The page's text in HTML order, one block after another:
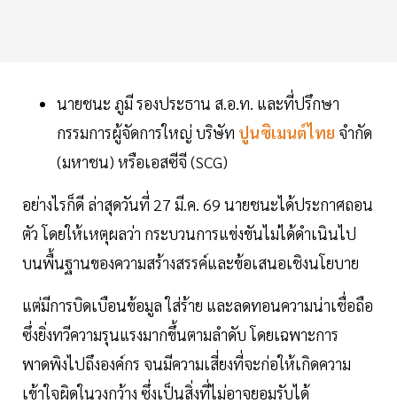
นายชนะ ภูมี รองประธาน ส.อ.ท. และที่ปรึกษา
กรรมการผู้จัดการใหญ่ บริษัท ปูนซิเมนต์ไทย จำกัด
(มหาชน) หรือเอสซีจี (SCG)
อย่างไรก็ดี ล่าสุดวันที่ 27 มี.ค. 69 นายชนะได้ประกาศถอน
ตัว โดยให้เหตุผลว่า กระบวนการแข่งขันไม่ได้ดำเนินไป
บนพื้นฐานของความสร้างสรรค์และข้อเสนอเชิงนโยบาย
แต่มีการบิดเบือนข้อมูล ใส่ร้าย และลดทอนความน่าเชื่อถือ
ซึ่งยิ่งทวีความรุนแรงมากขึ้นตามลำดับ โดยเฉพาะการ
พาดพิงไปถึงองค์กร จนมีความเสี่ยงที่จะก่อให้เกิดความ
เข้าใจผิดในวงกว้าง ซึ่งเป็นสิ่งที่ไม่อาจยอมรับได้